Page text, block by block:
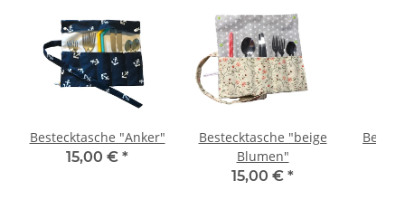
Bestecktasche "Anker"
15,00 € *
Bestecktasche "beige
Blumen"
15,00 € *